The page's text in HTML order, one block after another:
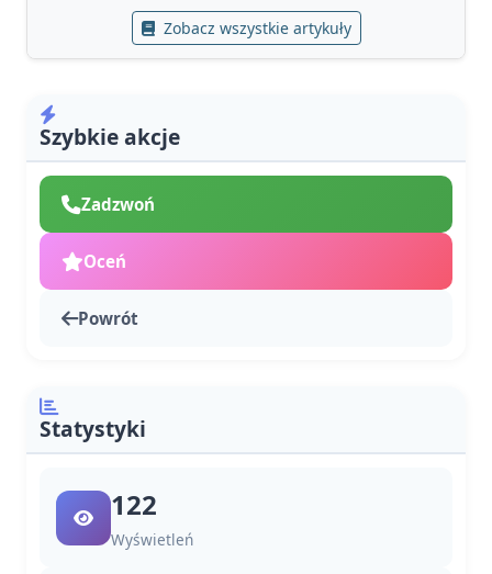
Zobacz wszystkie artykuły
Szybkie akcje
Zadzwoń
Oceń
Powrót
Statystyki
122
Wyświetleń